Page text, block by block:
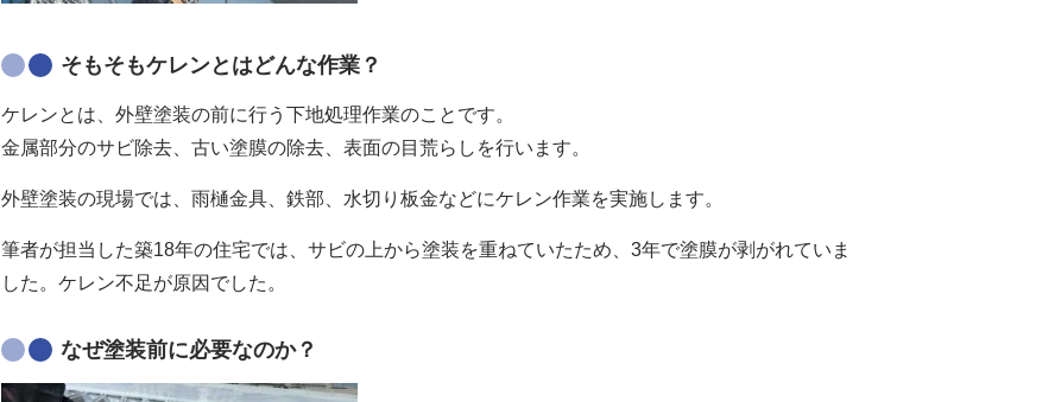
そもそもケレンとはどんな作業？
ケレンとは、外壁塗装の前に行う下地処理作業のことです。
金属部分のサビ除去、古い塗膜の除去、表面の目荒らしを行います。
外壁塗装の現場では、雨樋金具、鉄部、水切り板金などにケレン作業を実施します。
筆者が担当した築18年の住宅では、サビの上から塗装を重ねていたため、3年で塗膜が剥がれていま
した。ケレン不足が原因でした。
なぜ塗装前に必要なのか？